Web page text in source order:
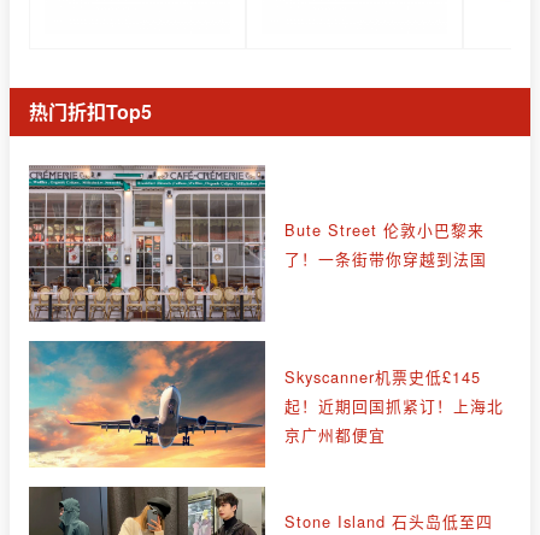
热门折扣Top5
Bute Street 伦敦小巴黎来
了！一条街带你穿越到法国
Skyscanner机票史低£145
起！近期回国抓紧订！上海北
京广州都便宜
Stone Island 石头岛低至四